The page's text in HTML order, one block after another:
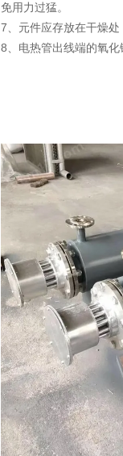
免用力过猛。
7、元件应存放在干燥
8、电热管出线端的氧